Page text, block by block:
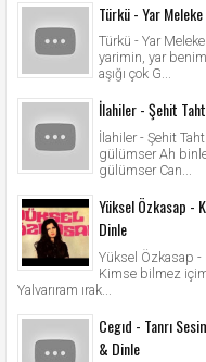
Türkü - Yar
Türkü - Yar
yarimin, yar
aşığı çok G...
İlahiler - Şehit
İlahiler - Şehit
gülümser Ah
gülümser Can...
Yüksel Özkasap -
Dinle
Yüksel Özkasap -
Kimse bilmez
Yalvarıram ırak...
Cegıd - Tanrı
& Dinle